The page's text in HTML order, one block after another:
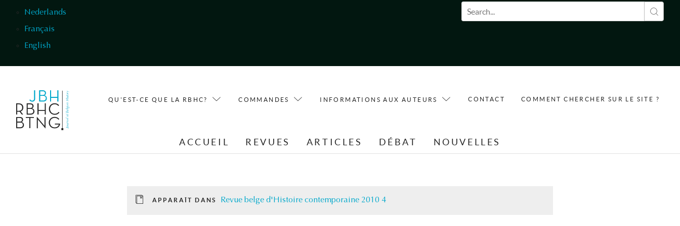
Nederlands
Français
English
Formulaire de recherche
QU'EST-CE QUE LA RBHC? COMMANDES INFORMATIONS AUX AUTEURS CONTACT COMMENT CHERCHER SUR LE SITE ?
ACCUEIL REVUES ARTICLES DÉBAT NOUVELLES
APPARAÎT DANS Revue belge d'Histoire contemporaine 2010 4